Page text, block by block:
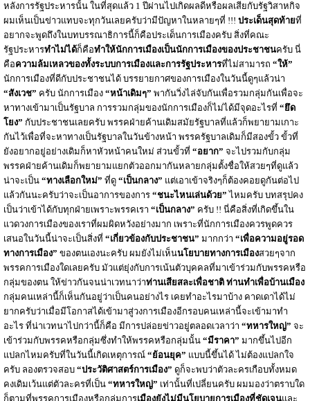
หลังการรัฐประหารนั้น ในที่สุดแล้ว 1 ปีผ่านไปเกิดผลดีหรือผลเสียกับรัฐวิสาหกิจ
ผมเห็นเป็นข่าวแทบจะทุกวันเลยครับว่ามีปัญหาในหลายๆที่ !!! ประเด็นสุดท้ายที่
อยากจะพูดถึงในบทบรรณาธิการนี้ก็คือประเด็นการเมืองครับ สิ่งที่คณะ
รัฐประหารทำไม่ได้ก็คือทำให้นักการเมืองเป็นนักการเมืองของประชาชนครับ นี่
คือความล้มเหลวของทั้งระบบการเมืองและการรัฐประหารที่ไม่สามารถ “ให้”
นักการเมืองที่ดีกับประชาชนได้ บรรยายกาศของการเมืองในวันนี้ดูๆแล้วน่า
“สังเวช” ครับ นักการเมือง “หน้าเดิมๆ” พากันวิ่งไล่จับกันเพื่อรวมกลุ่มกันเพื่อจะ
หาทางเข้ามาเป็นรัฐบาล การรวมกลุ่มของนักการเมืองก็ไม่ได้มีจุดอะไรที่ “ยึด
โยง” กับประชาชนเลยครับ พรรคฝ่ายค้านเดิมสมัยรัฐบาลที่แล้วก็พยายามเกาะ
กันไว้เพื่อที่จะหาทางเป็นรัฐบาลในวันข้างหน้า พรรครัฐบาลเดิมก็มีสองขั้ว ขั้วที่
ยังอยากอยู่อย่างเดิมก็หาหัวหน้าคนใหม่ ส่วนขั้วที่ “อยาก” จะไปรวมกับกลุ่ม
พรรคฝ่ายค้านเดิมก็พยายามแยกตัวออกมากันหลายกลุ่มตั้งชื่อให้สวยๆที่ดูแล้ว
น่าจะเป็น “ทางเลือกใหม่” ที่ดู “เป็นกลาง” แต่เอาเข้าจริงๆก็ต้องคอยดูกันต่อไป
แล้วกันนะครับว่าจะเป็นอาการของการ “ชนะไหนเล่นด้วย” ไหมครับ บทสรุปคง
เป็นว่าเข้าได้กับทุกฝ่ายเพราะพรรคเรา “เป็นกลาง” ครับ !! นี่คือสิ่งที่เกิดขึ้นใน
แวดวงการเมืองของเราที่ผมผิดหวังอย่างมาก เพราะที่นักการเมืองควรพูดควร
เสนอในวันนี้น่าจะเป็นสิ่งที่ “เกี่ยวข้องกับประชาชน” มากกว่า “เพื่อความอยู่รอด
ทางการเมือง” ของตนเองนะครับ ผมยังไม่เห็นนโยบายทางการเมืองสวยๆจาก
พรรคการเมืองใดเลยครับ มัวแต่ยุ่งกับการเน้นตัวบุคคลที่มาเข้าร่วมกับพรรคหรือ
กลุ่มของตน ให้ข่าวกันจนน่าเวทนาว่าท่านเสียสละเพื่อชาติ ท่านทำเพื่อบ้านเมือง
กลุ่มคนเหล่านี้ก็เห็นกันอยู่ว่าเป็นคนอย่างไร เคยทำอะไรมาบ้าง คาดเดาได้ไม่
ยากครับว่าเมื่อมีโอกาสได้เข้ามาสู่วงการเมืองอีกรอบคนเหล่านี้จะเข้ามาทำ
อะไร ที่น่าเวทนาไปกว่านี้ก็คือ มีการปล่อยข่าวอยู่ตลอดเวลาว่า “ทหารใหญ่” จะ
เข้าร่วมกับพรรคหรือกลุ่มซึ่งทำให้พรรคหรือกลุ่มนั้น “มีราคา” มากขึ้นไปอีก
แปลกไหมครับที่ในวันนี้เกิดเหตุการณ์ “ย้อนยุค” แบบนี้ขึ้นได้ ไม่ต้องแปลกใจ
ครับ ลองตรวจสอบ “ประวัติศาสตร์การเมือง” ดูก็จะพบว่าตัวละครเกือบทั้งหมด
คงเดิมเว้นแต่ตัวละครที่เป็น “ทหารใหญ่” เท่านั้นที่เปลี่ยนครับ ผมมองว่าตราบใด
ก็ตามที่พรรคการเมืองหรือกลุ่มการเมืองยังไม่มีนโยบายการเมืองที่ชัดเจนและ